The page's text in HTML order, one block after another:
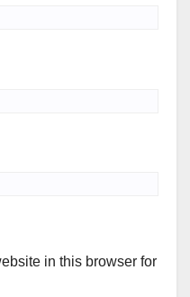
in this browser for